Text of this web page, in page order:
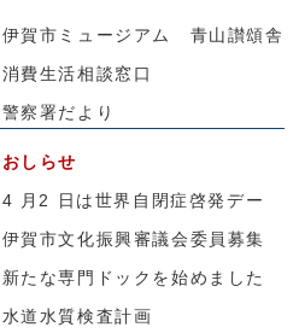
伊賀市ミュージアム 青山讃頌舎
消費生活相談窓口
警察署だより
しらせ
4 月2 日は世界自閉症啓発デー
伊賀市文化振興審議会委員募集
新たな専門ドックを始めました
水道水質検査計画